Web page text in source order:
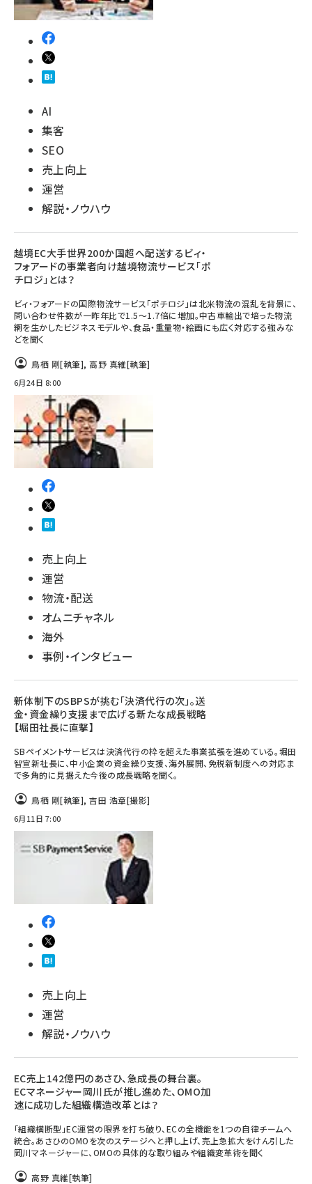
AI
集客
SEO
売上向上
運営
解説・ノウハウ
越境EC大手世界200か国超へ配送するビィ・
フォアードの事業者向け越境物流サービス「ポ
チロジ」とは？
ビィ・フォアードの国際物流サービス「ポチロジ」は北米物流の混乱を背景に、
問い合わせ件数が一昨年比で1.5～1.7倍に増加。中古車輸出で培った物流
網を生かしたビジネスモデルや、食品・重量物・絵画にも広く対応する強みな
どを聞く
鳥栖 剛[執筆],高野 真維[執筆]
6月24日 8:00
売上向上
運営
物流・配送
オムニチャネル
海外
事例・インタビュー
新体制下のSBPSが挑む「決済代行の次」。送
金・資金繰り支援まで広げる新たな成長戦略
【堀田社長に直撃】
SBペイメントサービスは決済代行の枠を超えた事業拡張を進めている。堀田
智宣新社長に、中小企業の資金繰り支援、海外展開、免税新制度への対応ま
で多角的に見据えた今後の成長戦略を聞く。
鳥栖 剛[執筆],吉田 浩章[撮影]
6月11日 7:00
売上向上
運営
解説・ノウハウ
EC売上142億円のあさひ、急成長の舞台裏。
ECマネージャー岡川氏が推し進めた、OMO加
速に成功した組織構造改革とは？
「組織横断型」EC運営の限界を打ち破り、ECの全機能を1つの自律チームへ
統合。あさひのOMOを次のステージへと押し上げ、売上急拡大をけん引した
岡川マネージャーに、OMOの具体的な取り組みや組織変革術を聞く
高野 真維[執筆]